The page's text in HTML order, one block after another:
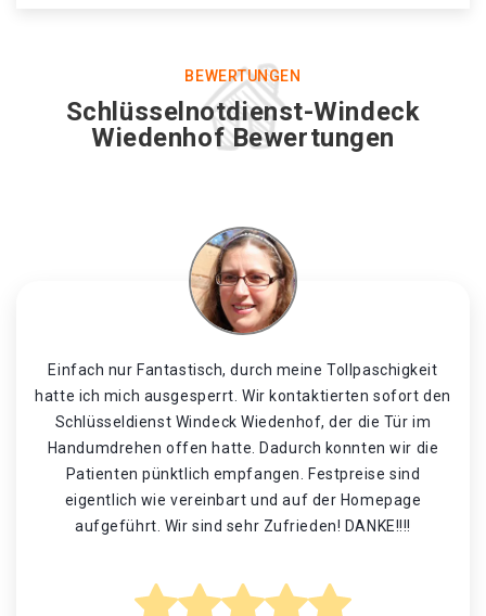
BEWERTUNGEN
Schlüsselnotdienst-Windeck
Wiedenhof Bewertungen
Einfach nur Fantastisch, durch meine Tollpaschigkeit
hatte ich mich ausgesperrt. Wir kontaktierten sofort den
Schlüsseldienst Windeck Wiedenhof, der die Tür im
Handumdrehen offen hatte. Dadurch konnten wir die
Patienten pünktlich empfangen. Festpreise sind
eigentlich wie vereinbart und auf der Homepage
aufgeführt. Wir sind sehr Zufrieden! DANKE!!!!